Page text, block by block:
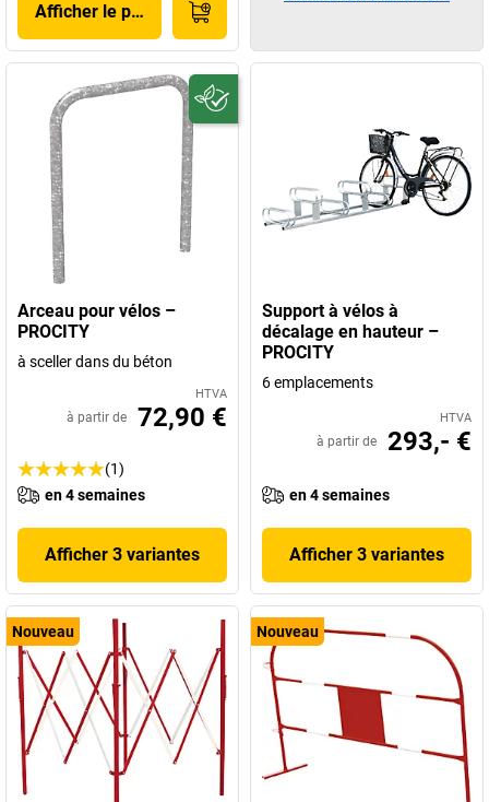
Afficher le produit
Arceau pour vélos –
PROCITY
à sceller dans du béton
HTVA
à partir de 72,90 €
(1)
en 4 semaines
Afficher 3 variantes
Support à vélos à
décalage en hauteur –
PROCITY
6 emplacements
HTVA
à partir de 293,- €
en 4 semaines
Afficher 3 variantes
Nouveau Nouveau